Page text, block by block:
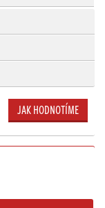
JAK HODNOTÍME